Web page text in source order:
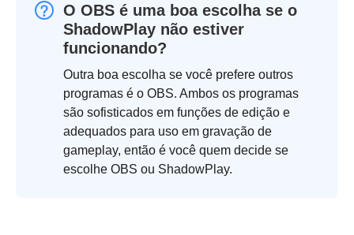
O OBS é uma boa escolha se o
ShadowPlay não estiver
funcionando?
Outra boa escolha se você prefere outros
programas é o OBS. Ambos os programas
são sofisticados em funções de edição e
adequados para uso em gravação de
gameplay, então é você quem decide se
escolhe OBS ou ShadowPlay.